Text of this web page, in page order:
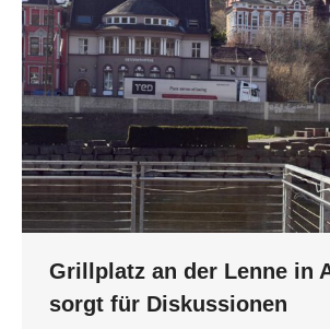
Grillplatz an der Lenne in
sorgt für Diskussionen